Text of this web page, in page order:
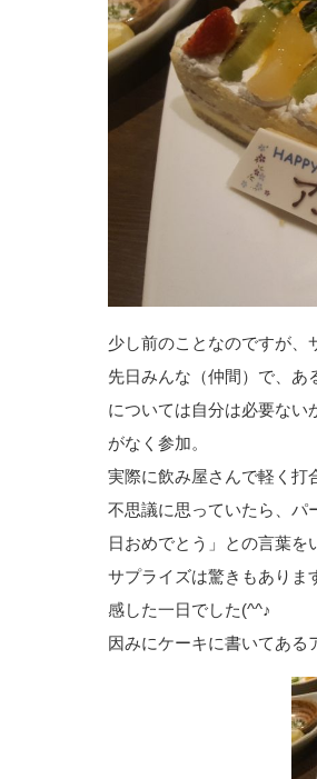
少し前のことなのですが、
先日みんな（仲間）で、
については自分は必要ない
がなく参加。
実際に飲み屋さんで軽く打
不思議に思っていたら、パ
日おめでとう」との言葉を
サプライズは驚きもありま
感した一日でした(^^♪
因みにケーキに書いてある